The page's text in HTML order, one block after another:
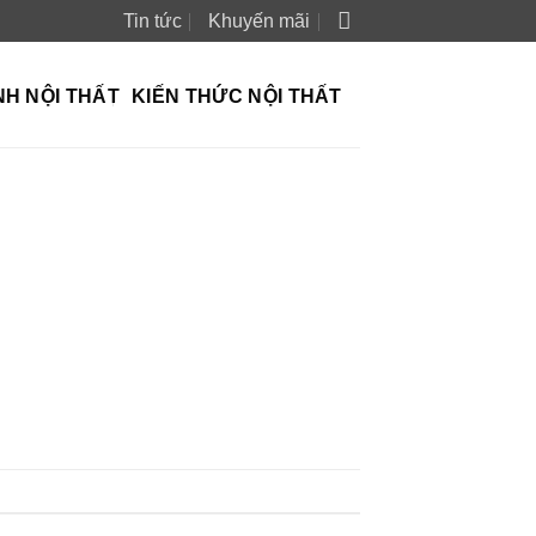
Tin tức Khuyến mãi
NỘI THẤT KIẾN THỨC NỘI THẤT